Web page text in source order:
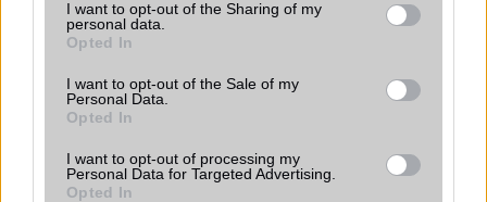
not limited to your visit or usage behaviour. You may click to
grant or deny consent to Google and its third-party tags to
use your data for below specified purposes in below Google
consent section.
I want to opt-out of the Sharing of my
personal data.
Opted In
I want to opt-out of the Sale of my
Personal Data.
Opted In
I want to opt-out of processing my
Personal Data for Targeted Advertising.
Opted In
Terület Globális
Funkciók
Brand
Pro - emelt szintû és
Limited Edition Nincs